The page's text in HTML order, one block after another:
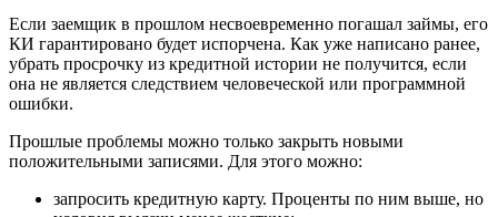
Если заемщик в прошлом несвоевременно погашал займы, его
КИ гарантировано будет испорчена. Как уже написано ранее,
убрать просрочку из кредитной истории не получится, если
она не является следствием человеческой или программной
ошибки.
Прошлые проблемы можно только закрыть новыми
положительными записями. Для этого можно:
запросить кредитную карту. Проценты по ним выше, но